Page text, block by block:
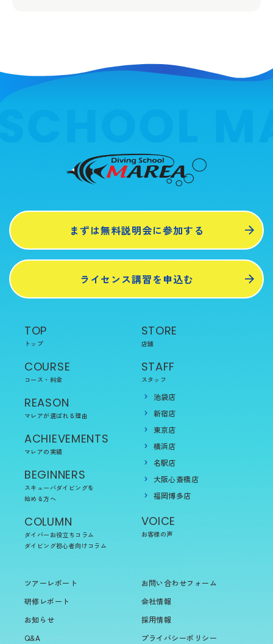
まずは無料説明会に参加する
ライセンス講習を申込む
TOP
COURSE
REASON
ACHIEVEMENTS
BEGINNERS
始める方へ
COLUMN
ダイバーお役立ちコラム
ダイビング初心者向けコラム
店舗
STAFF
池袋店
東京店
横浜店
名駅店
大阪心斎橋店
福岡博多店
VOICE
お客様の声
ツアーレポート
研修レポート
お問い合わせフォーム
会社情報